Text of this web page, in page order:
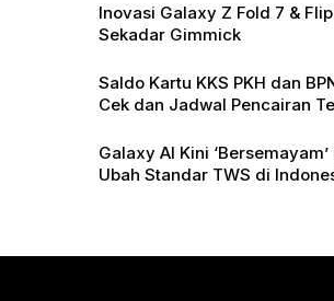
Inovasi Galaxy Z Fold 7 &
Sekadar Gimmick
Saldo Kartu KKS PKH dan
Cek dan Jadwal Pencairan
Galaxy AI Kini
Ubah Standar TWS di